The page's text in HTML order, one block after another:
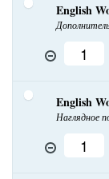
English
English
Наглядное